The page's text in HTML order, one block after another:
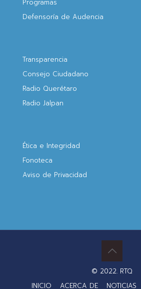
Programas
Defensoría de Audencia
Transparencia
Consejo Ciudadano
Radio Querétaro
Radio Jalpan
Ética e Integridad
Fonoteca
Aviso de Privacidad
© 2022. RTQ
INICIO
ACERCA DE NOTICIAS